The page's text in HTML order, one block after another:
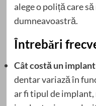
alege o poliță care
dumneavoastră.
Întrebări
Cât costă un
dentar variază în
ar fi tipul de